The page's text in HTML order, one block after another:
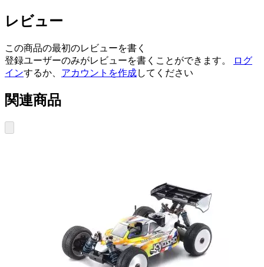
レビュー
この商品の最初のレビューを書く
登録ユーザーのみがレビューを書くことができます。
ログ
インするか、 アカウントを作成してください
関連商品